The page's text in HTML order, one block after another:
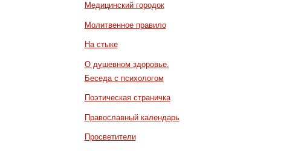
Медицинский городок
Молитвенное правило
На стыке
О душевном здоровье.
Беседа с психологом
Поэтическая страничка
Православный календарь
Просветители